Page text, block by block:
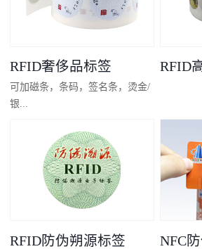
RFID奢侈品标签
可加磁条，条码，签名条，烫金/
银...
凸码，金/银底
RFID
RFID防伪朔源标签 NFC